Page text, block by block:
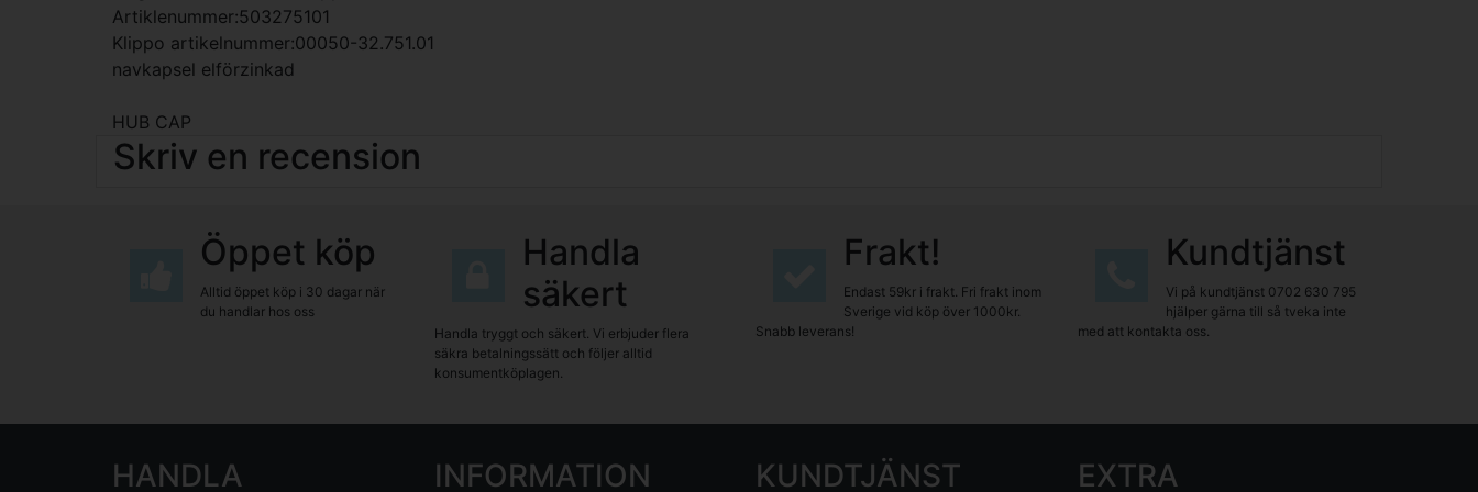
Artiklenummer:503275101
Klippo artikelnummer:00050-32.751.01
navkapsel elförzinkad
HUB CAP
Skriv en recension
Öppet köp
Alltid öppet köp i 30 dagar när
du handlar hos oss
Handla
säkert
Handla tryggt och säkert. Vi erbjuder flera
säkra betalningssätt och följer alltid
konsumentköplagen.
Frakt!
Endast 59kr i frakt. Fri frakt inom
Sverige vid köp över 1000kr.
Snabb leverans!
Kundtjänst
Vi på kundtjänst 0702 630 795
hjälper gärna till så tveka inte
med att kontakta oss.
HANDLA INFORMATION KUNDTJÄNST EXTRA